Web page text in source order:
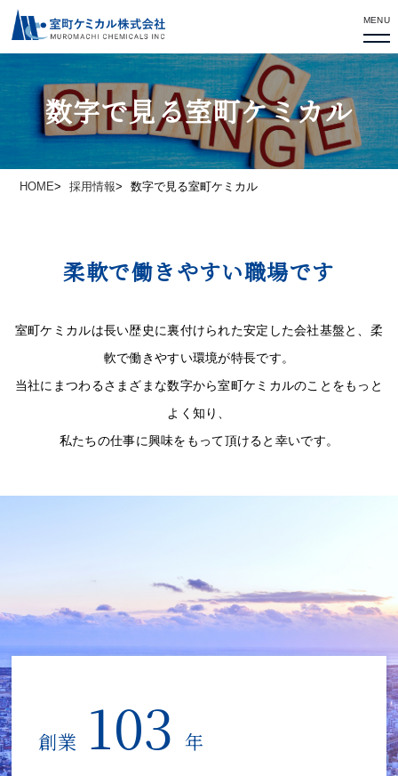
MENU
数字で見る室町ケミカル
HOME 採用情報 数字で見る室町ケミカル
柔軟で働きやすい職場です
室町ケミカルは長い歴史に裏付けられた安定した会社基盤と、柔
軟で働きやすい環境が特長です。
当社にまつわるさまざまな数字から室町ケミカルのことをもっと
よく知り、
私たちの仕事に興味をもって頂けると幸いです。
創業 103 年